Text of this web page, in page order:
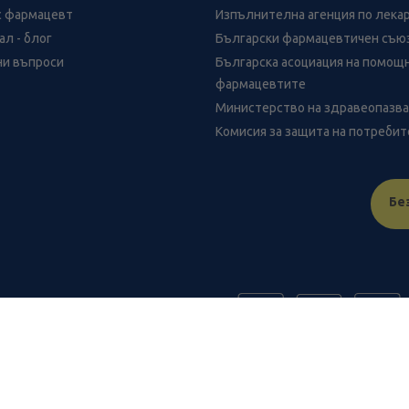
фармацевт
- блог
въпроси
Изпълнителна агенция по
Български фармацевтичен
Българска асоциация на
фармацевтите
Министерство на
Комисия за защита на